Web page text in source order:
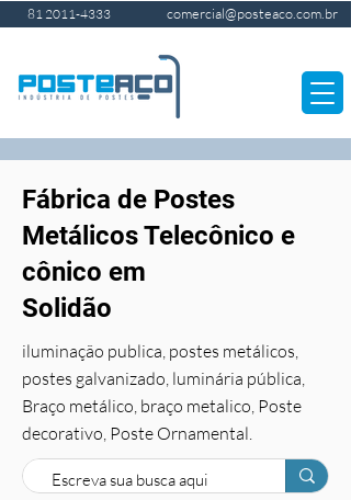
81 2011-4333 comercial@posteaco.com.br
Fábrica de Postes
Metálicos Telecônico e
cônico em
Solidão
iluminação publica, postes metálicos,
postes galvanizado, luminária pública,
Braço metálico, braço metalico, Poste
decorativo, Poste Ornamental.